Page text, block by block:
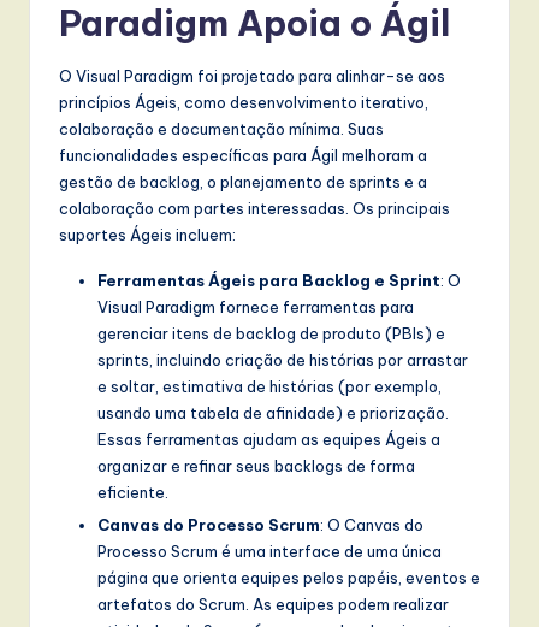
Paradigm Apoia o Ágil
O Visual Paradigm foi projetado para alinhar-se aos
princípios Ágeis, como desenvolvimento iterativo,
colaboração e documentação mínima. Suas
funcionalidades específicas para Ágil melhoram a
gestão de backlog, o planejamento de sprints e a
colaboração com partes interessadas. Os principais
suportes Ágeis incluem:
Ferramentas Ágeis para Backlog e Sprint: O
Visual Paradigm fornece ferramentas para
gerenciar itens de backlog de produto (PBIs) e
sprints, incluindo criação de histórias por arrastar
e soltar, estimativa de histórias (por exemplo,
usando uma tabela de afinidade) e priorização.
Essas ferramentas ajudam as equipes Ágeis a
organizar e refinar seus backlogs de forma
eficiente.
Canvas do Processo Scrum: O Canvas do
Processo Scrum é uma interface de uma única
página que orienta equipes pelos papéis, eventos e
artefatos do Scrum. As equipes podem realizar